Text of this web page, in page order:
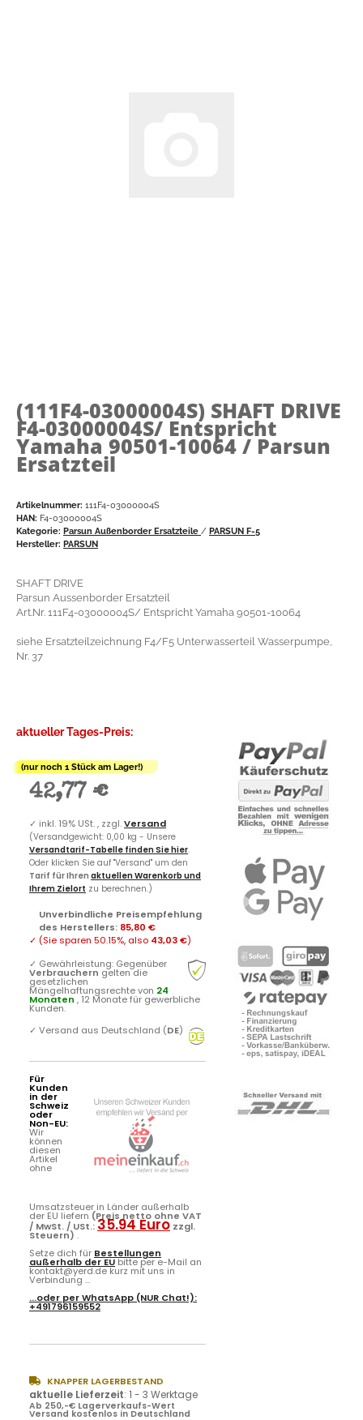
(111F4-03000004S) SHAFT DRIVE
F4-03000004S/ Entspricht
Yamaha 90501-10064 / Parsun
Ersatzteil
Artikelnummer: 111F4-03000004S
HAN: F4-03000004S
Kategorie: Parsun Außenborder Ersatzteile / PARSUN F-5
Hersteller: PARSUN
SHAFT DRIVE
Parsun Aussenborder Ersatzteil
Art.Nr. 111F4-03000004S/ Entspricht Yamaha 90501-10064
siehe Ersatzteilzeichnung F4/F5 Unterwasserteil Wasserpumpe,
Nr. 37
aktueller Tages-Preis:
(nur noch 1 Stück am Lager!)
42,77 €
✓ inkl. 19% USt. , zzgl.Versand
(Versandgewicht: 0,00 kg - Unsere
Versandtarif-Tabelle finden Sie hier.
Oder klicken Sie auf "Versand" um den
Tarif für Ihren aktuellen Warenkorb und
Ihrem Zielort zu berechnen.)
Unverbindliche Preisempfehlung
des Herstellers: 85,80 €
✓ (Sie sparen 50.15%, also 43,03 €)
✓ Gewährleistung: Gegenüber
Verbrauchern gelten die
gesetzlichen
Mängelhaftungsrechte von 24
Monaten , 12 Monate für gewerbliche
Kunden.
✓ Versand aus Deutschland (DE)
Für
Kunden
in der
Schweiz
oder
Non-EU:
Wir
können
diesen
Artikel
ohne
Umsatzsteuer in Länder außerhalb
der EU liefern (Preis netto ohne VAT
/ MwSt. / USt.:35.94 Euro zzgl.
Steuern) .
Setze dich für Bestellungen
außerhalb der EUbitte per e-Mail an
kontakt@yerd.de kurz mit uns in
Verbindung ...
...oder perWhatsApp (NUR Chat!):
+491796159552
KNAPPER LAGERBESTAND
aktuelle Lieferzeit: 1 - 3 Werktage
Ab 250,-€ Lagerverkaufs-Wert
Versand kostenlos in Deutschland